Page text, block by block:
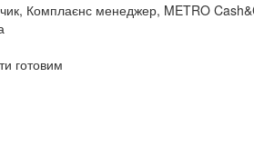
Комплаєнс менеджер, METRO
готовим